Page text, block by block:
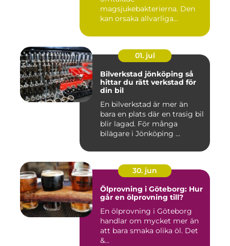
magsjukebakterierna. Den
kan orsaka allvarliga
01. jul
Bilverkstad jönköping så
hittar du rätt verkstad för
din bil
En bilverkstad är mer än
bara en plats där en trasig bil
blir lagad. För många
bilägare i Jönköping ...
30. jun
Ölprovning i Göteborg: Hur
går en ölprovning till?
En ölprovning i Göteborg
handlar om mycket mer än
att bara smaka olika öl. Det
&...